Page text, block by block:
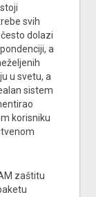
svih
dolazi
a
u svetu, a
sistem
korisniku
zaštitu